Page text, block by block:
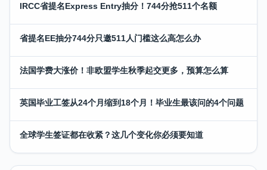
IRCC省提名Express Entry抽分！744分抢511个名额
省提名EE抽分744分只邀511人门槛这么高怎么办
法国学费大涨价！非欧盟学生秋季起交更多，预算怎么算
英国毕业工签从24个月缩到18个月！毕业生最该问的4个问题
全球学生签证都在收紧？这几个变化你必须要知道